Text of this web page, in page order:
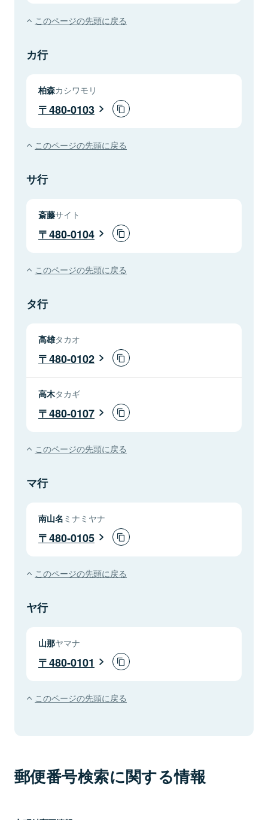
このページの先頭に戻る
カ行
柏森カシワモリ
480-0103
このページの先頭に戻る
サ行
斎藤サイト
480-0104
このページの先頭に戻る
タ行
高雄タカオ
480-0102
高木タカギ
480-0107
このページの先頭に戻る
マ行
南山名 ミナミヤナ
480-0105
このページの先頭に戻る
ヤ行
山那ヤマナ
480-0101
このページの先頭に戻る
郵便番号検索に関する情報